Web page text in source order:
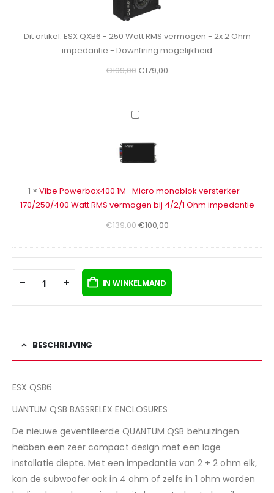
250
Watt
RMS
vermogen
2x
impedantie
Downfiring
mogelijkheid
Dit artikel: ESX QXB6 - 250 Watt RMS vermogen - 2x 2 Ohm
impedantie - Downfiring mogelijkheid
€199,00Oorspronkelijke
€199,00.
€179,00
Vibe
Micro
monoblok
-
170/250/400
RMS
bij
4/2/1
Ohm
impedantie
1 × Vibe Powerbox400.1M- Micro monoblok versterker -
170/250/400 Watt RMS vermogen bij 4/2/1 Ohm impedantie
€139,00Oorspronkelijke
€139,00.
€100,00Huidige
€100,00.
IN WINKELMAND
BESCHRIJVING
ESX QSB6
UANTUM QSB BASSRELEX ENCLOSURES
De nieuwe geventileerde QUANTUM QSB behuizingen
hebben een zeer compact design met een lage
installatie diepte. Met een impedantie van 2 + 2 ohm elk,
kan de subwoofer ook in 4 ohm of zelfs in 1 ohm worden